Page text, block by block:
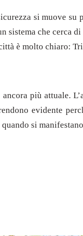
si muove
sistema che cerca
è molto chiaro:
ancora più attuale.
evidente
si